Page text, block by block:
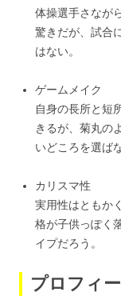
体操選手さなが
驚きだが、試合
はない。
ゲームメイク
自身の長所と短
きるが、菊丸の
いどころを選ば
カリスマ性
実用性はともか
格が子供っぽく
イプだろう。
プロフィ